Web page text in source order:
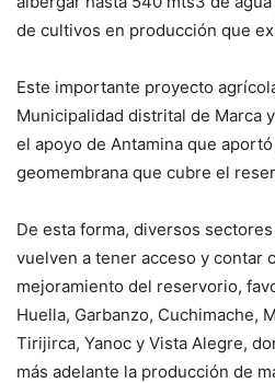
de cultivos en producción que
Este importante proyecto
Municipalidad distrital de Marca
el apoyo de Antamina que
geomembrana que cubre el
De esta forma, diversos
vuelven a tener acceso y contar
mejoramiento del reservorio,
Huella, Garbanzo, Cuchimache,
Tirijirca, Yanoc y Vista Alegre,
más adelante la producción de